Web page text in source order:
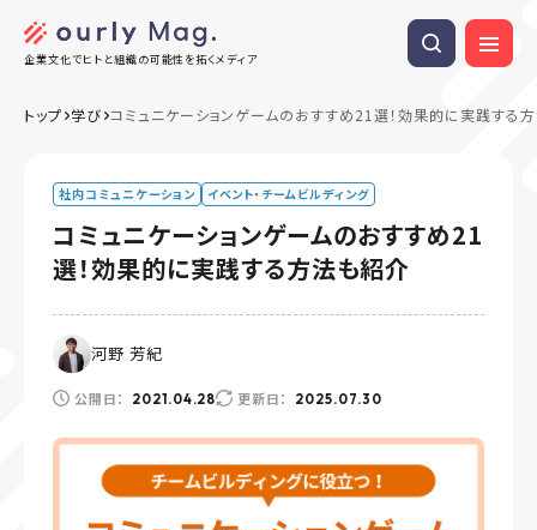
企業文化でヒトと組織の可能性を拓くメディア
トップ 学び コミュニケーションゲームのおすすめ21選！効果的に実践する
社内コミュニケーション イベント・チームビルディング
コミュニケーションゲームのおすすめ21
選！効果的に実践する方法も紹介
河野 芳紀
公開日： 2021.04.28 更新日： 2025.07.30